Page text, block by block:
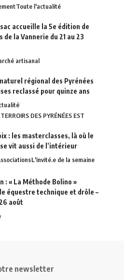
Toute l'actualité
accueille la 5e édition de
de la Vannerie du 21 au 23
artisanal
régional des Pyrénées
reclassé pour quinze ans
DES PYRÉNÉES EST
: les masterclasses, là où le
vit aussi de l’intérieur
L'invité.e de la semaine
: « La Méthode Bolino »
équestre technique et drôle –
août
newsletter